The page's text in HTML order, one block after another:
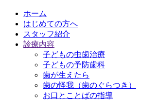
ホーム
はじめての方へ
スタッフ紹介
診療内容
子どもの虫歯治療
子どもの予防歯科
歯が生えたら
歯の怪我（歯のぐらつき）
お口とことばの指導